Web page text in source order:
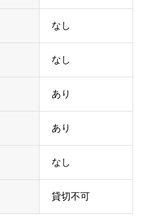
なし
なし
あり
あり
なし
貸切不可